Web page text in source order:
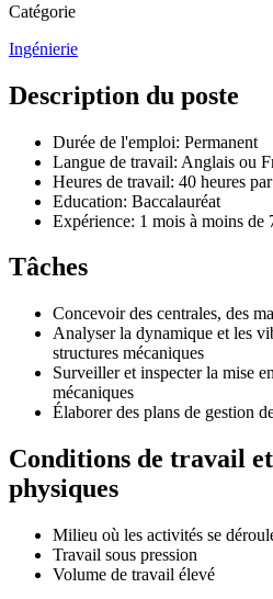
Catégorie
Ingénierie
Description du poste
Durée de l'emploi: Permanent
Langue de travail: Anglais ou
Heures de travail: 40 heures
Education: Baccalauréat
Expérience: 1 mois à moins de
Tâches
Concevoir des centrales, des
Analyser la dynamique et les
structures mécaniques
Surveiller et inspecter la mise
mécaniques
Élaborer des plans de gestion
Conditions de travail
physiques
Milieu où les activités se
Travail sous pression
Volume de travail élevé